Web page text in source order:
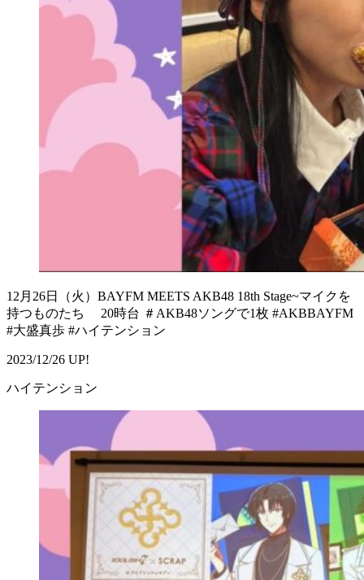
12月26日（火）BAYFM MEETS AKB48 18th Stage~マイクを
持つものたち 20時台 ＃AKB48ソングで1枚 #AKBBAYFM
#大盛真歩 #ハイテンション
2023/12/26 UP!
ハイテンション